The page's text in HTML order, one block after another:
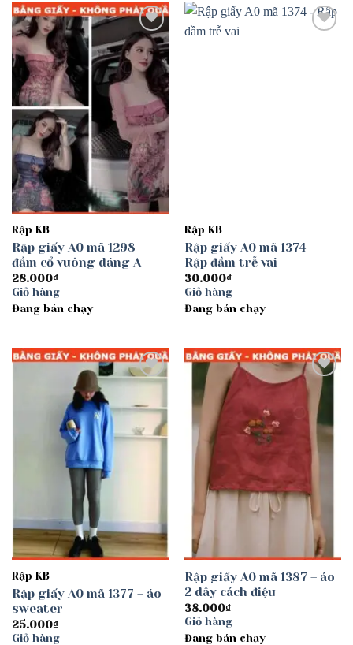
Add to
wishlist
Rập KB
Rập giấy A0 mã 1298 –
đầm cổ vuông dáng A
28.000₫
Giỏ hàng
Đang bán chạy
Rập KB
Rập giấy A0 mã 1374 –
Rập đầm trễ vai
30.000₫
Giỏ hàng
Đang bán chạy
Add to
Rập KB
Rập giấy A0 mã 1377 – áo
sweater
25.000₫
Giỏ hàng
Add to
wishlist
Rập giấy A0 mã 1387 – áo
2 dây cách điệu
38.000₫
Giỏ hàng
Đang bán chạy